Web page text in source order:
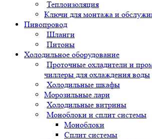
Теплоизоляция
Ключи для монтажа и
Пивопровод
Шланги
Питоны
Холодильное оборудование
Проточные охладители и
чиллеры для охлаждения воды
Холодильные шкафы
Морозильные лари
Холодильные витрины
Моноблоки и сплит системы
Моноблоки
Сплит системы